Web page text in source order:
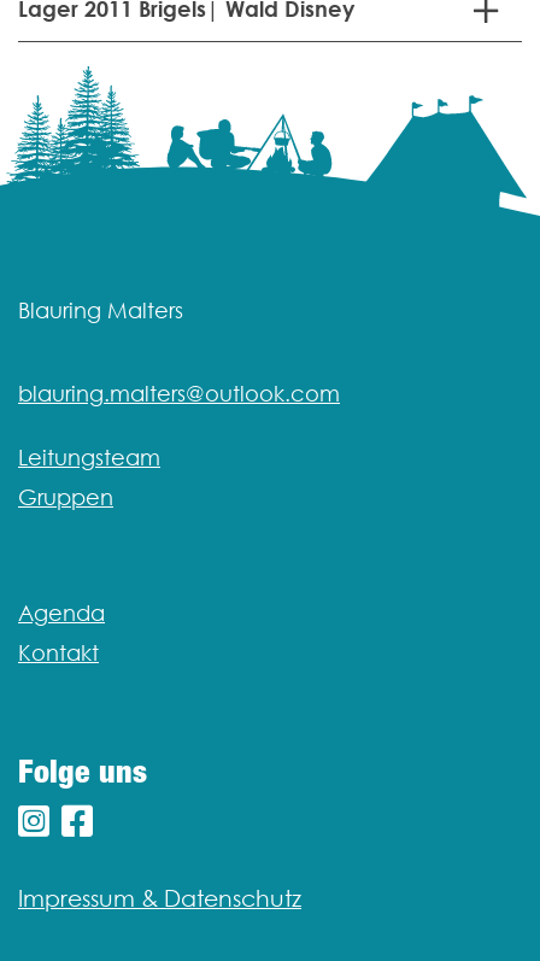
Lager 2011 Brigels| Wald Disney
Blauring Malters
blauring.malters@outlook.com
Leitungsteam
Gruppen
Agenda
Kontakt
Folge uns
Impressum & Datenschutz